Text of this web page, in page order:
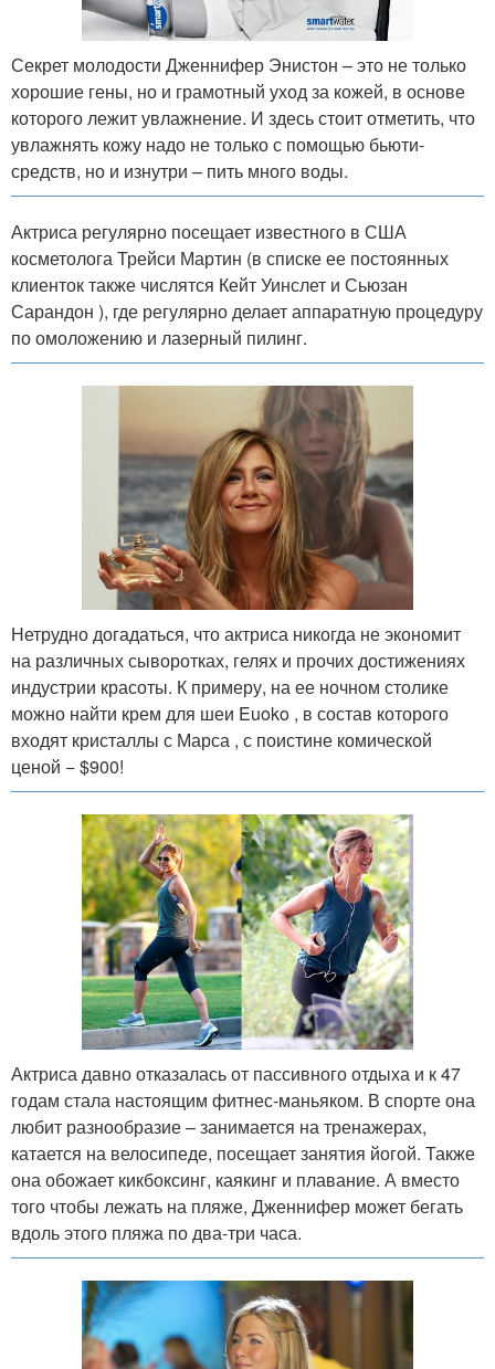
Секрет молодости Дженнифер Энистон – это не только
хорошие гены, но и грамотный уход за кожей, в основе
которого лежит увлажнение. И здесь стоит отметить, что
увлажнять кожу надо не только с помощью бьюти-
средств, но и изнутри – пить много воды.
Актриса регулярно посещает известного в США
косметолога Трейси Мартин (в списке ее постоянных
клиенток также числятся Кейт Уинслет и Сьюзан
Сарандон ), где регулярно делает аппаратную процедуру
по омоложению и лазерный пилинг.
Нетрудно догадаться, что актриса никогда не экономит
на различных сыворотках, гелях и прочих достижениях
индустрии красоты. К примеру, на ее ночном столике
можно найти крем для шеи Euoko , в состав которого
входят кристаллы с Марса , с поистине комической
ценой − $900!
Актриса давно отказалась от пассивного отдыха и к 47
годам стала настоящим фитнес-маньяком. В спорте она
любит разнообразие – занимается на тренажерах,
катается на велосипеде, посещает занятия йогой. Также
она обожает кикбоксинг, каякинг и плавание. А вместо
того чтобы лежать на пляже, Дженнифер может бегать
вдоль этого пляжа по два-три часа.